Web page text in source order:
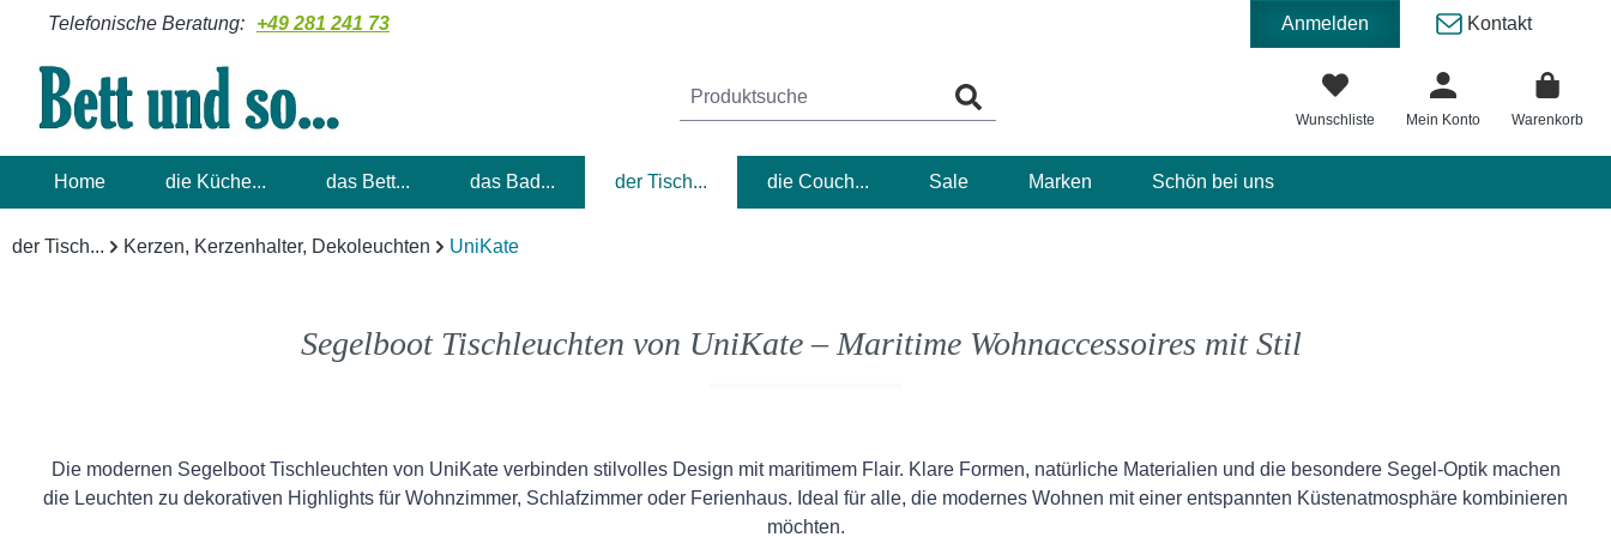
Hauptinhalt springen
Zur Suche springen
Zur Hauptnavigation springen
Telefonische Beratung: +49 281 241 73 Anmelden Kontakt
Wunschliste Mein Konto Warenkorb
Home die Küche... das Bett... das Bad... der Tisch... die Couch... Sale Marken Schön bei uns
der Tisch... Kerzen, Kerzenhalter, Dekoleuchten UniKate
Segelboot Tischleuchten von UniKate – Maritime Wohnaccessoires mit Stil
Die modernen Segelboot Tischleuchten von UniKate verbinden stilvolles Design mit maritimem Flair. Klare Formen, natürliche Materialien und die besondere Segel-Optik machen
die Leuchten zu dekorativen Highlights für Wohnzimmer, Schlafzimmer oder Ferienhaus. Ideal für alle, die modernes Wohnen mit einer entspannten Küstenatmosphäre kombinieren
möchten.